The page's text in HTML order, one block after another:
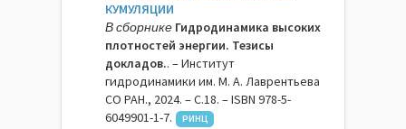
КУМУЛЯЦИИ
В сборнике Гидродинамика высоких
плотностей энергии. Тезисы
докладов.. – Институт
гидродинамики им. М. А. Лаврентьева
СО РАН., 2024. – C.18. – ISBN 978-5-
6049901-1-7.
РИНЦ